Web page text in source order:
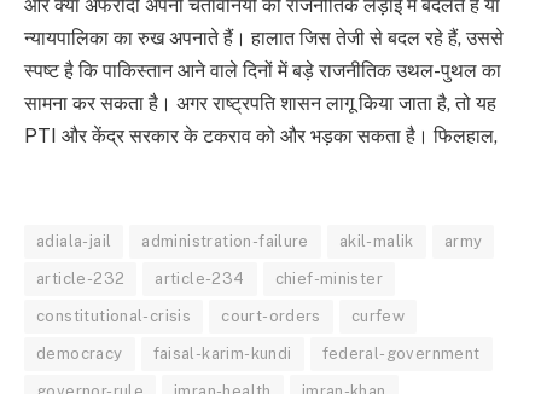
और क्या अफरीदी अपनी चेतावनियों को राजनीतिक लड़ाई में बदलते हैं या
न्यायपालिका का रुख अपनाते हैं। हालात जिस तेजी से बदल रहे हैं, उससे
स्पष्ट है कि पाकिस्तान आने वाले दिनों में बड़े राजनीतिक उथल-पुथल का
सामना कर सकता है। अगर राष्ट्रपति शासन लागू किया जाता है, तो यह
PTI और केंद्र सरकार के टकराव को और भड़का सकता है। फिलहाल,
adiala-jail administration-failure akil-malik army
article-232 article-234 chief-minister
constitutional-crisis court-orders curfew
democracy faisal-karim-kundi federal-government